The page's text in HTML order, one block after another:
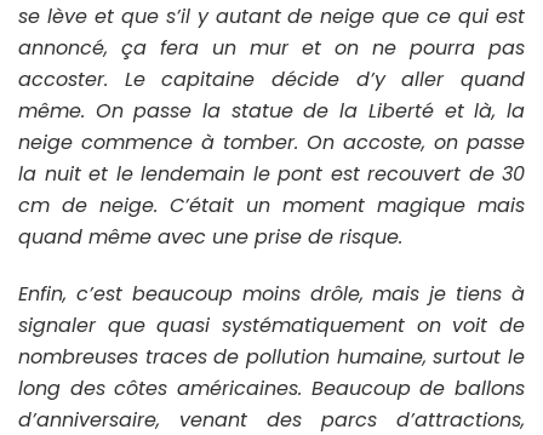
se lève et que s’il y autant de neige que ce qui est
annoncé, ça fera un mur et on ne pourra pas
accoster. Le capitaine décide d’y aller quand
même. On passe la statue de la Liberté et là, la
neige commence à tomber. On accoste, on passe
la nuit et le lendemain le pont est recouvert de 30
cm de neige. C’était un moment magique mais
quand même avec une prise de risque.
Enfin, c’est beaucoup moins drôle, mais je tiens à
signaler que quasi systématiquement on voit de
nombreuses traces de pollution humaine, surtout le
long des côtes américaines. Beaucoup de ballons
d’anniversaire, venant des parcs d’attractions,